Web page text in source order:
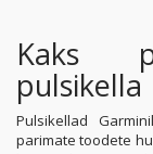
Kaks
pulsikella
Pulsikellad
parimate toodete